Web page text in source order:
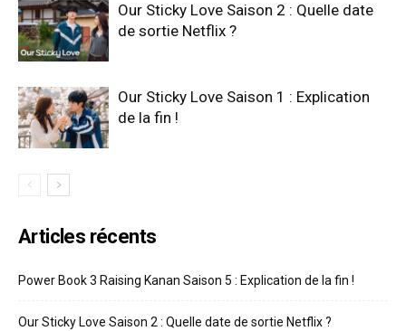
Our Sticky Love Saison 2 : Quelle date
de sortie Netflix ?
Our Sticky Love Saison 1 : Explication
de la fin !
Articles récents
Power Book 3 Raising Kanan Saison 5 : Explication de la fin !
Our Sticky Love Saison 2 : Quelle date de sortie Netflix ?